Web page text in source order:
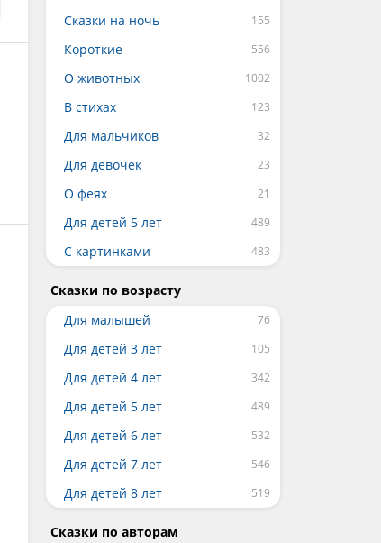
Сказки на ночь
Короткие
О животных
В стихах
Для мальчиков
Для девочек
О феях
Для детей 5 лет
С картинками
Сказки по возрасту
Для малышей
Для детей 3 лет
Для детей 4 лет
Для детей 5 лет
Для детей 6 лет
Для детей 7 лет
Для детей 8 лет
Сказки по авторам